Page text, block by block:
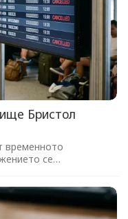
Бристол
временното
се